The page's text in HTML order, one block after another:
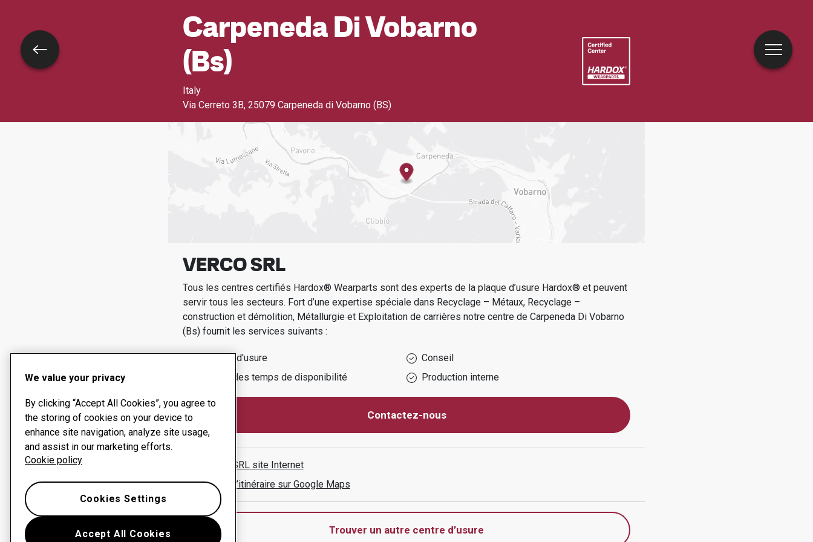
Carpeneda Di Vobarno
(bs)
Italy
Via Cerreto 3B, 25079 Carpeneda di Vobarno (BS)
VERCO SRL
Tous les centres certifiés Hardox® Wearparts sont des experts de la plaque d’usure Hardox® et peuvent
servir tous les secteurs. Fort d’une expertise spéciale dans Recyclage – Métaux, Recyclage –
construction et démolition, Métallurgie et Exploitation de carrières notre centre de Carpeneda Di Vobarno
(bs)fournit les services suivants :
Produits d'usure
Conseil
Gestion des temps de disponibilité
Production interne
Contactez-nous
VERCO SRL site Internet
Afficher l’itinéraire sur Google Maps
Trouver un autre centre d’usure
Retour
We value your privacy
By clicking “Accept All Cookies”, you agree to
the storing of cookies on your device to
enhance site navigation, analyze site usage,
and assist in our marketing efforts.
Cookie policy
Accept All Cookies
Cookies Settings